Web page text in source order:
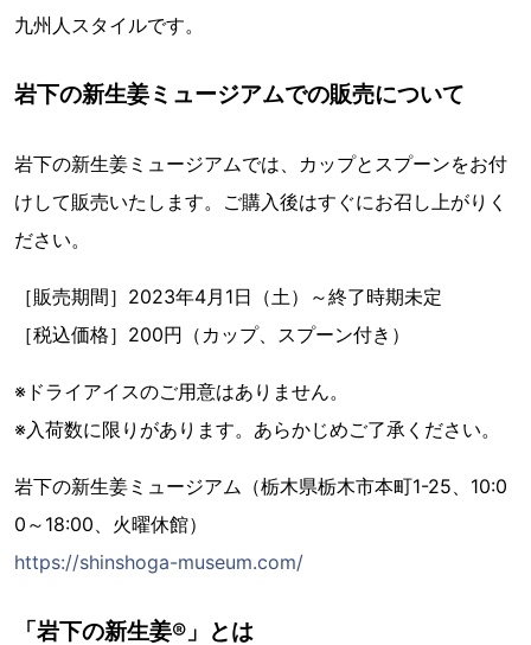
九州人スタイルです。
岩下の新生姜ミュージアムでの販売について
岩下の新生姜ミュージアムでは、カップとスプーンをお付
けして販売いたします。ご購入後はすぐにお召し上がりく
ださい。
［販売期間］2023年4月1日（土）～終了時期未定
［税込価格］200円（カップ、スプーン付き）
※ドライアイスのご用意はありません。
※入荷数に限りがあります。あらかじめご了承ください。
岩下の新生姜ミュージアム（栃木県栃木市本町1-25、10:0
0～18:00、火曜休館）
https://shinshoga-museum.com/
「岩下の新生姜®」とは